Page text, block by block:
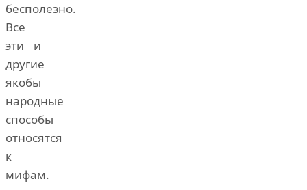
бесполезно.
Все
эти и
другие
якобы
народные
способы
относятся
к
мифам.